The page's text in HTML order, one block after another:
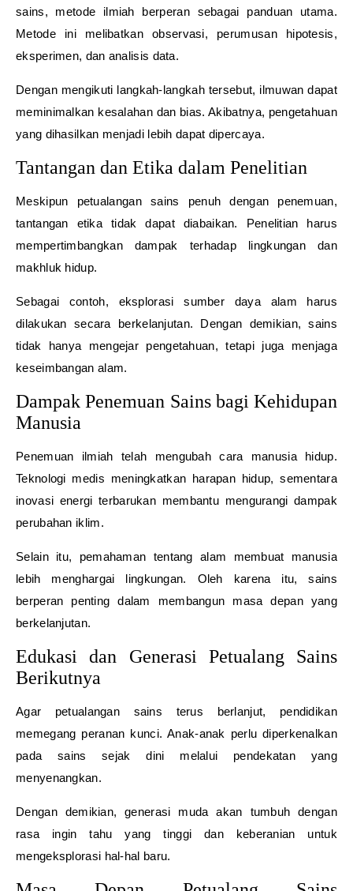
sains, metode ilmiah berperan sebagai panduan utama.
Metode ini melibatkan observasi, perumusan hipotesis,
eksperimen, dan analisis data.
Dengan mengikuti langkah-langkah tersebut, ilmuwan dapat
meminimalkan kesalahan dan bias. Akibatnya, pengetahuan
yang dihasilkan menjadi lebih dapat dipercaya.
Tantangan dan Etika dalam Penelitian
Meskipun petualangan sains penuh dengan penemuan,
tantangan etika tidak dapat diabaikan. Penelitian harus
mempertimbangkan dampak terhadap lingkungan dan
makhluk hidup.
Sebagai contoh, eksplorasi sumber daya alam harus
dilakukan secara berkelanjutan. Dengan demikian, sains
tidak hanya mengejar pengetahuan, tetapi juga menjaga
keseimbangan alam.
Dampak Penemuan Sains bagi Kehidupan
Manusia
Penemuan ilmiah telah mengubah cara manusia hidup.
Teknologi medis meningkatkan harapan hidup, sementara
inovasi energi terbarukan membantu mengurangi dampak
perubahan iklim.
Selain itu, pemahaman tentang alam membuat manusia
lebih menghargai lingkungan. Oleh karena itu, sains
berperan penting dalam membangun masa depan yang
berkelanjutan.
Edukasi dan Generasi Petualang Sains
Berikutnya
Agar petualangan sains terus berlanjut, pendidikan
memegang peranan kunci. Anak-anak perlu diperkenalkan
pada sains sejak dini melalui pendekatan yang
menyenangkan.
Dengan demikian, generasi muda akan tumbuh dengan
rasa ingin tahu yang tinggi dan keberanian untuk
mengeksplorasi hal-hal baru.